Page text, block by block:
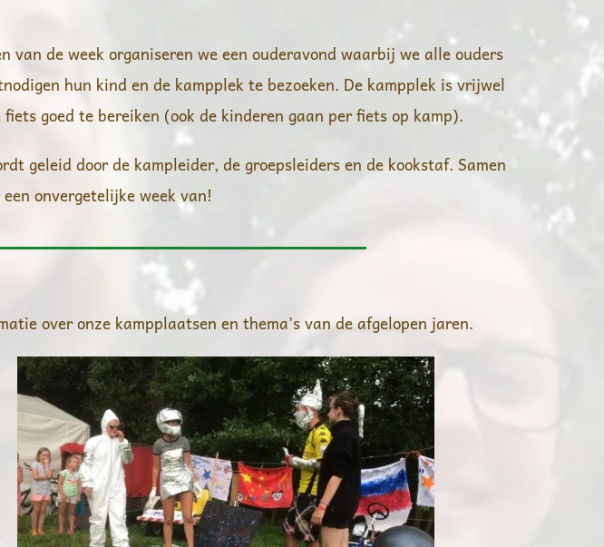
van de week organiseren we een ouderavond waarbij we alle ouders
hun kind en de kampplek te bezoeken. De kampplek is vrijwel
goed te bereiken (ook de kinderen gaan per fiets op kamp).
geleid door de kampleider, de groepsleiders en de kookstaf. Samen
onvergetelijke week van!
over onze kampplaatsen en thema’s van de afgelopen jaren.